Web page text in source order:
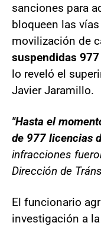
sanciones para
bloqueen las
movilización de
suspendidas
lo reveló el
Javier Jaramillo.
"Hasta el
de 977 licencias
infracciones
Dirección de
El funcionario
investigación a